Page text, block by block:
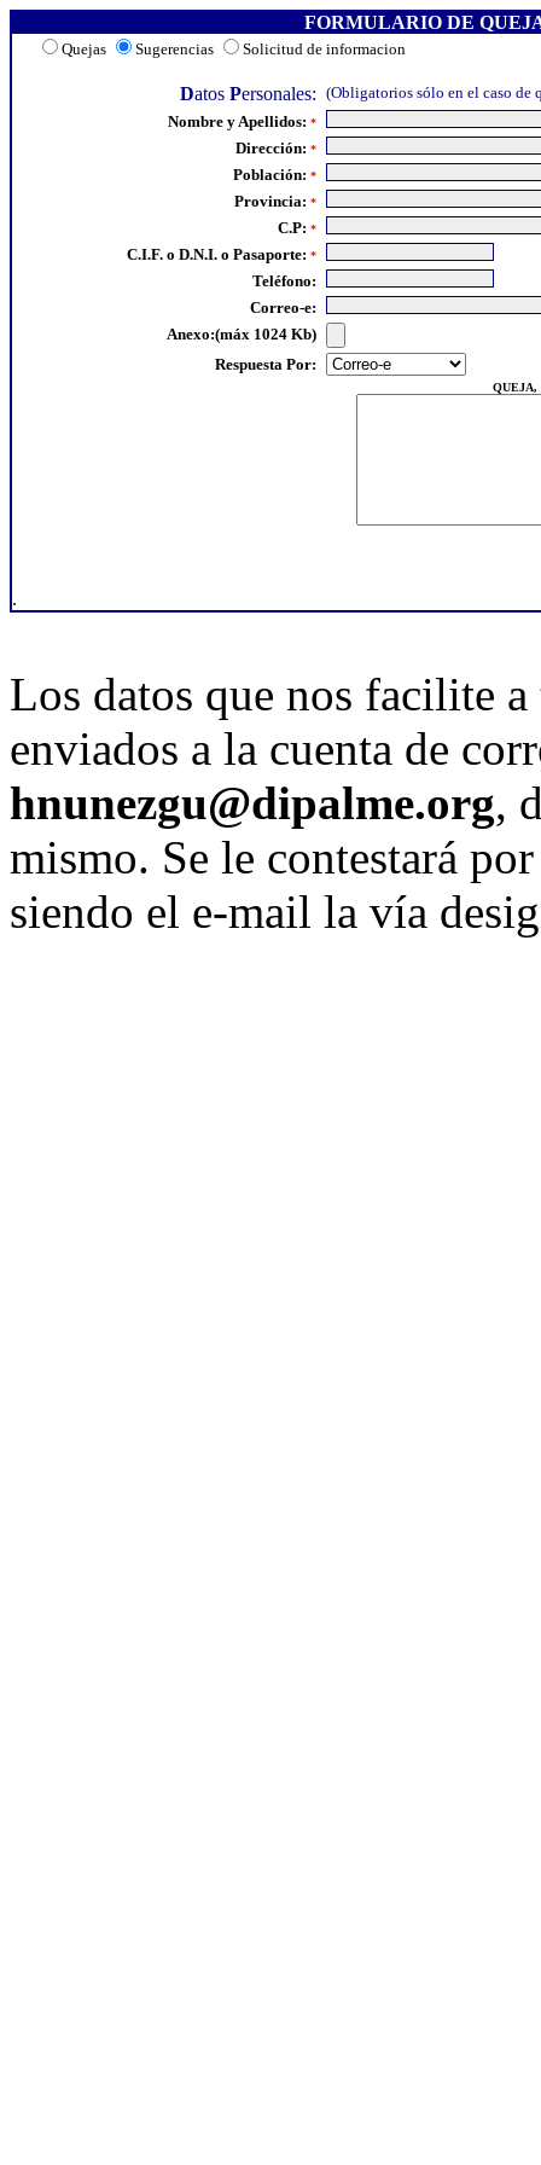
FORMULARIO DE
Quejas Sugerencias
Solicitud de informacion
Datos Personales: (Obligatorios sólo en el caso
Nombre y Apellidos: *
Dirección: *
Población: *
Provincia: *
C.P: *
C.I.F. o D.N.I. o Pasaporte: *
Teléfono:
Correo-e:
Anexo:(máx 1024 Kb)
Respuesta Por:
QUEJA,
.
Los datos que nos facilite
enviados a la cuenta de
hnunezgu@dipalme.org,
mismo. Se le contestará
siendo el e-mail la vía